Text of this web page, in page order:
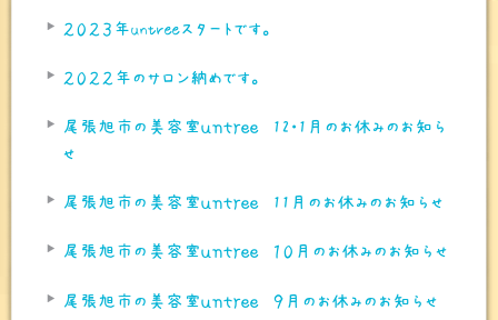
２０２３年untreeスタートです。
２０２２年のサロン納めです。
尾張旭市の美容室ｕｎｔｒｅｅ 12・1月のお休みのお知ら
せ
尾張旭市の美容室ｕｎｔｒｅｅ 11月のお休みのお知らせ
尾張旭市の美容室ｕｎｔｒｅｅ １０月のお休みのお知らせ
尾張旭市の美容室ｕｎｔｒｅｅ ９月のお休みのお知らせ